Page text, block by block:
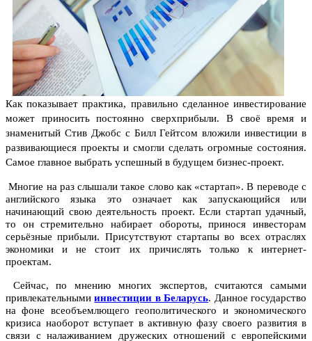
Как показывает практика, правильно сделанное инвестирование
может приносить постоянно сверхприбыли. В своё время и
знаменитый Стив Джобс с Билл Гейтсом вложили инвестиции в
развивающиеся проекты и смогли сделать огромные состояния.
Самое главное выбрать успешный в будущем бизнес-проект.
Многие на раз слышали такое слово как «стартап». В переводе с
английского языка это означает как запускающийся или
начинающий свою деятельность проект. Если стартап удачный,
то он стремительно набирает обороты, принося инвесторам
серьёзные прибыли. Присутствуют стартапы во всех отраслях
экономики и не стоит их причислять только к интернет-
проектам.
Сейчас, по мнению многих экспертов, считаются самыми
привлекательнымиинвестиции в Беларусь. Данное государство
на фоне всеобъемлющего геополитического и экономического
кризиса наоборот вступает в активную фазу своего развития в
связи с налаживанием дружеских отношений с европейскими